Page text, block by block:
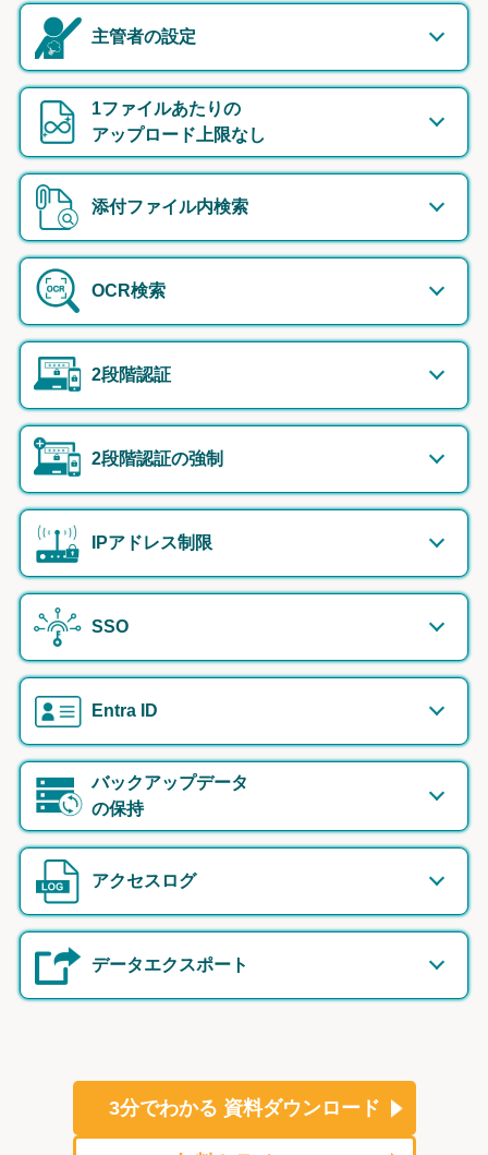
主管者の設定
1ファイルあたりの
アップロード上限なし
添付ファイル内検索
OCR検索
2段階認証
2段階認証の強制
IPアドレス制限
SSO
Entra ID
バックアップデータ
の保持
アクセスログ
データエクスポート
3分でわかる 資料ダウンロード